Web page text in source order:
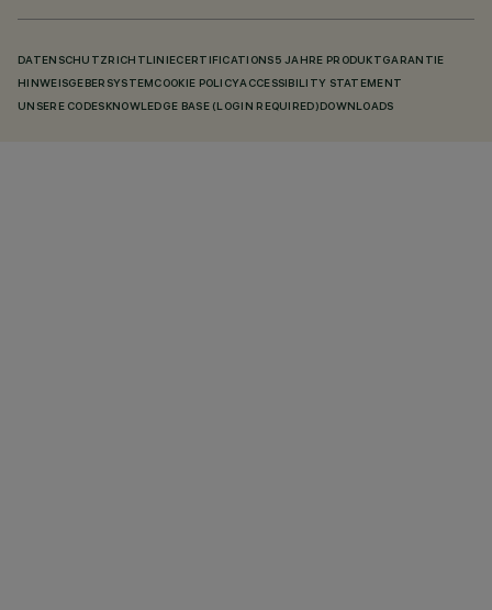
DATENSCHUTZRICHTLINIECERTIFICATIONS 5 JAHRE PRODUKTGARANTIE
HINWEISGEBERSYSTEM COOKIE POLICYACCESSIBILITY STATEMENT
UNSERE CODES KNOWLEDGE BASE (LOGIN REQUIRED) DOWNLOADS